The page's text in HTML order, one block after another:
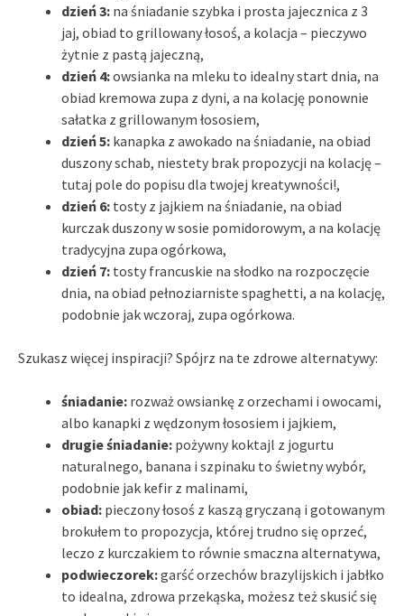
dzień 3: na śniadanie szybka i prosta jajecznica z 3
jaj, obiad to grillowany łosoś, a kolacja – pieczywo
żytnie z pastą jajeczną,
dzień 4:owsianka na mleku to idealny start dnia, na
obiad kremowa zupa z dyni, a na kolację ponownie
sałatka z grillowanym łososiem,
dzień 5: kanapka z awokado na śniadanie, na obiad
duszony schab, niestety brak propozycji na kolację –
tutaj pole do popisu dla twojej kreatywności!,
dzień 6: tosty z jajkiem na śniadanie, na obiad
kurczak duszony w sosie pomidorowym, a na kolację
tradycyjna zupa ogórkowa,
dzień 7: tosty francuskie na słodko na rozpoczęcie
dnia, na obiad pełnoziarniste spaghetti, a na kolację,
podobnie jak wczoraj, zupa ogórkowa.
Szukasz więcej inspiracji? Spójrz na te zdrowe alternatywy:
śniadanie: rozważ owsiankę z orzechami i owocami,
albo kanapki z wędzonym łososiem i jajkiem,
drugie śniadanie: pożywny koktajl z jogurtu
naturalnego, banana i szpinaku to świetny wybór,
podobnie jak kefir z malinami,
obiad: pieczony łosoś z kaszą gryczaną i gotowanym
brokułem to propozycja, której trudno się oprzeć,
leczo z kurczakiem to równie smaczna alternatywa,
podwieczorek:garść orzechów brazylijskich i jabłko
to idealna, zdrowa przekąska, możesz też skusić się